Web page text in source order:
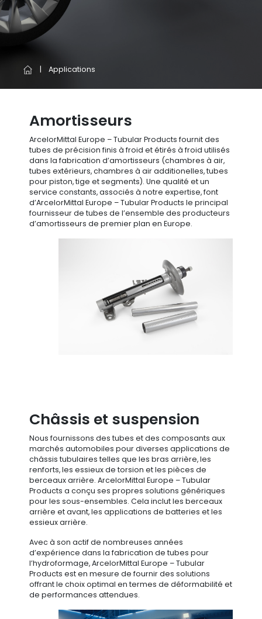
Applications
Amortisseurs
ArcelorMittal Europe – Tubular Products fournit des
tubes de précision finis à froid et étirés à froid utilisés
dans la fabrication d’amortisseurs (chambres à air,
tubes extérieurs, chambres à air additionelles, tubes
pour piston, tige et segments). Une qualité et un
service constants, associés à notre expertise, font
d’ArcelorMittal Europe – Tubular Products le principal
fournisseur de tubes de l’ensemble des producteurs
d’amortisseurs de premier plan en Europe.
Châssis et suspension
Nous fournissons des tubes et des composants aux
marchés automobiles pour diverses applications de
châssis tubulaires telles que les bras arrière, les
renforts, les essieux de torsion et les pièces de
berceaux arrière. ArcelorMittal Europe – Tubular
Products a conçu ses propres solutions génériques
pour les sous-ensembles. Cela inclut les berceaux
arrière et avant, les applications de batteries et les
essieux arrière.
Avec à son actif de nombreuses années
d’expérience dans la fabrication de tubes pour
l’hydroformage, ArcelorMittal Europe – Tubular
Products est en mesure de fournir des solutions
offrant le choix optimal en termes de déformabilité et
de performances attendues.